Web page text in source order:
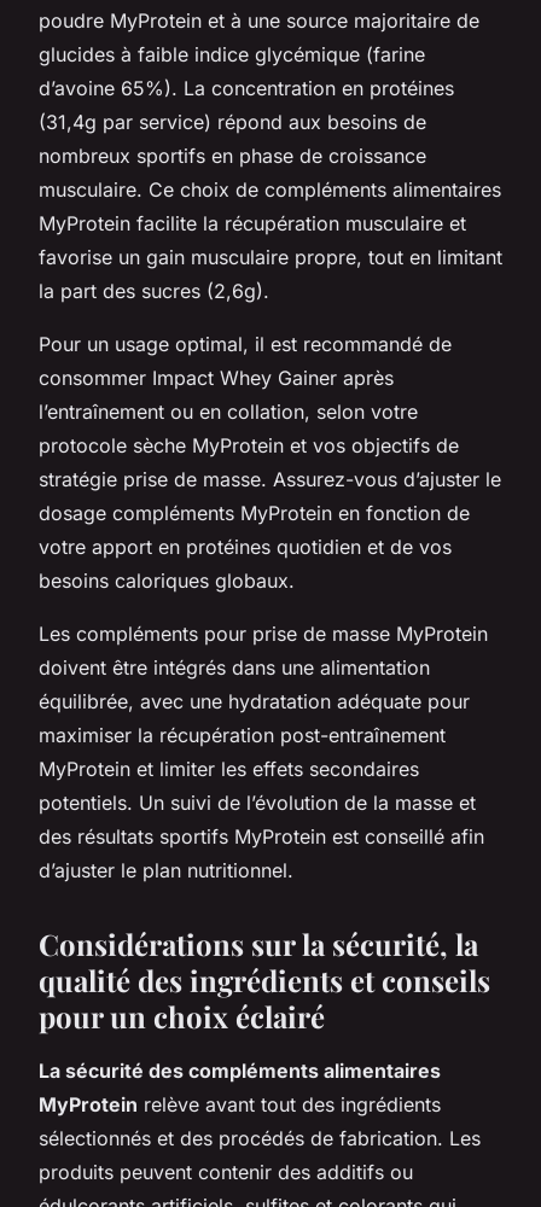
poudre MyProtein et à une source majoritaire de
glucides à faible indice glycémique (farine
d’avoine 65%). La concentration en protéines
(31,4g par service) répond aux besoins de
nombreux sportifs en phase de croissance
musculaire. Ce choix de compléments alimentaires
MyProtein facilite la récupération musculaire et
favorise un gain musculaire propre, tout en limitant
la part des sucres (2,6g).
Pour un usage optimal, il est recommandé de
consommer Impact Whey Gainer après
l’entraînement ou en collation, selon votre
protocole sèche MyProtein et vos objectifs de
stratégie prise de masse. Assurez-vous d’ajuster le
dosage compléments MyProtein en fonction de
votre apport en protéines quotidien et de vos
besoins caloriques globaux.
Les compléments pour prise de masse MyProtein
doivent être intégrés dans une alimentation
équilibrée, avec une hydratation adéquate pour
maximiser la récupération post-entraînement
MyProtein et limiter les effets secondaires
potentiels. Un suivi de l’évolution de la masse et
des résultats sportifs MyProtein est conseillé afin
d’ajuster le plan nutritionnel.
Considérations sur la sécurité, la
qualité des ingrédients et conseils
pour un choix éclairé
La sécurité des compléments alimentaires
MyProtein relève avant tout des ingrédients
sélectionnés et des procédés de fabrication. Les
produits peuvent contenir des additifs ou